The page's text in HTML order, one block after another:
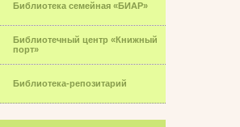
Библиотека семейная «БИАР»
Библиотечный центр «Книжный
порт»
Библиотека-репозитарий